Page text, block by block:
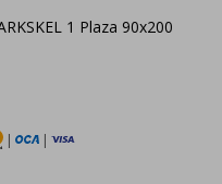
1 Plaza 90x200
| |